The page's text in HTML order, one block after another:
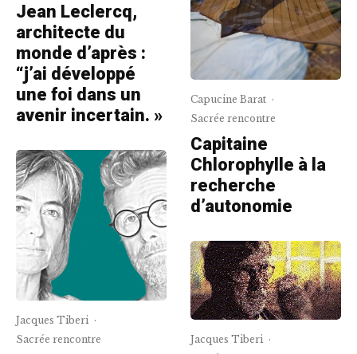
Jean Leclercq,
architecte du
monde d’après :
“j’ai développé
une foi dans un
avenir incertain. »
Jacques Tiberi ·
Sacrée rencontre
Capucine Barat ·
Sacrée rencontre
Capitaine
Chlorophylle à la
recherche
d’autonomie
Jacques Tiberi ·